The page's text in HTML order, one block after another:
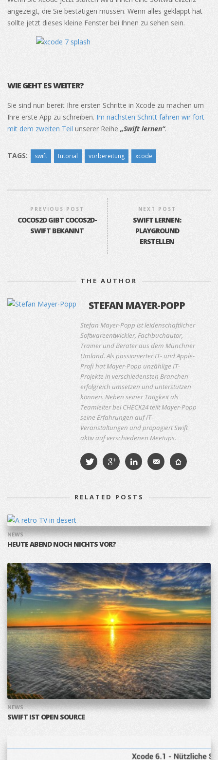
angezeigt, die Sie bestätigen müssen. Wenn alles geklappt hat
sollte jetzt dieses kleine Fenster bei Ihnen zu sehen sein.
WIE GEHT ES WEITER?
Sie sind nun bereit Ihre ersten Schritte in Xcode zu machen um
Ihre erste App zu schreiben. Im nächsten Schritt fahren wir fort
mit dem zweiten Teil unserer Reihe „Swift lernen“.
TAGS: swift tutorial vorbereitung xcode
PREVIOUS POST
COCOS2D GIBT COCOS2D-
SWIFT BEKANNT
NEXT POST
SWIFT LERNEN:
PLAYGROUND
ERSTELLEN
THE AUTHOR
STEFAN MAYER-POPP
Stefan Mayer-Popp ist leidenschaftlicher
Softwareentwickler, Fachbuchautor,
Trainer und Berater aus dem Münchner
Umland. Als passionierter IT- und Apple-
Profi hat Mayer-Popp unzählige IT-
Projekte in verschiedensten Branchen
erfolgreich umsetzen und unterstützen
können. Neben seiner Tätigkeit als
Teamleiter bei CHECK24 teilt Mayer-Popp
seine Erfahrungen auf IT-
Veranstaltungen und propagiert Swift
aktiv auf verschiedenen Meetups.
RELATED POSTS
NEWS
HEUTE ABEND NOCH NICHTS VOR?
NEWS
SWIFT IST OPEN SOURCE